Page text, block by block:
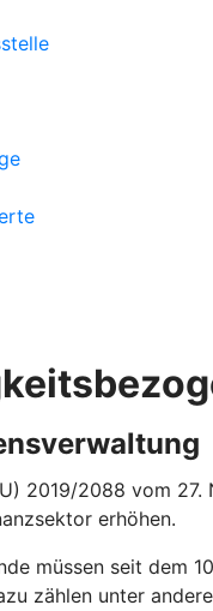
2019/2088 vom
erhöhen.
müssen seit dem
zählen unter